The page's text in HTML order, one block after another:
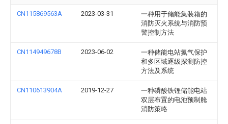
CN115869563A 2023-03-31
一种用于储能集装箱的
消防灭火系统与消防预
警控制方法
CN114949678B 2023-06-02
一种储能电站氮气保护
和多区域逐级探测防控
方法及系统
CN110613904A 2019-12-27
一种磷酸铁锂储能电站
双层布置的电池预制舱
消防策略